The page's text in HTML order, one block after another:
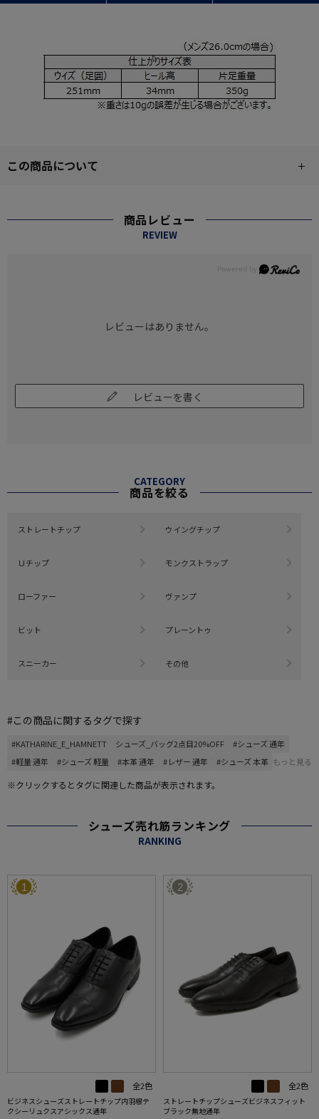
この商品について
商品レビュー
REVIEW
レビューはありません。
レビューを書く
CATEGORY
商品を絞る
ストレートチップ ウイングチップ
Ｕチップ モンクストラップ
ローファー ヴァンプ
ビット プレーントゥ
スニーカー その他
#この商品に関するタグで探す
#KATHARINE_E_HAMNETT シューズ_バッグ2点目20%OFF
#シューズ 通年
#軽量 通年
#シューズ 軽量 #本革 通年 #レザー 通年 #シューズ 本革 もっと見る
※クリックするとタグに関連した商品が表示されます。
シューズ売れ筋ランキング
RANKING
1
全2色
ビジネスシューズストレートチップ内羽根テ
クシーリュクスアシックス通年
2
全2色
ストレートチップシューズビジネスフィット
ブラック無地通年